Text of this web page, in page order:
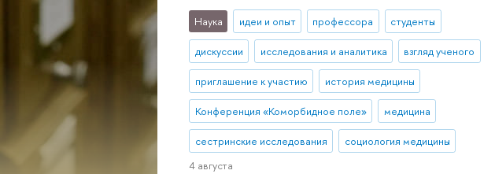
Наука идеи и опыт профессора студенты
дискуссии исследования и аналитика взгляд ученого
приглашение к участию история медицины
Конференция «Коморбидное поле» медицина
сестринские исследования
социология медицины
4 августа